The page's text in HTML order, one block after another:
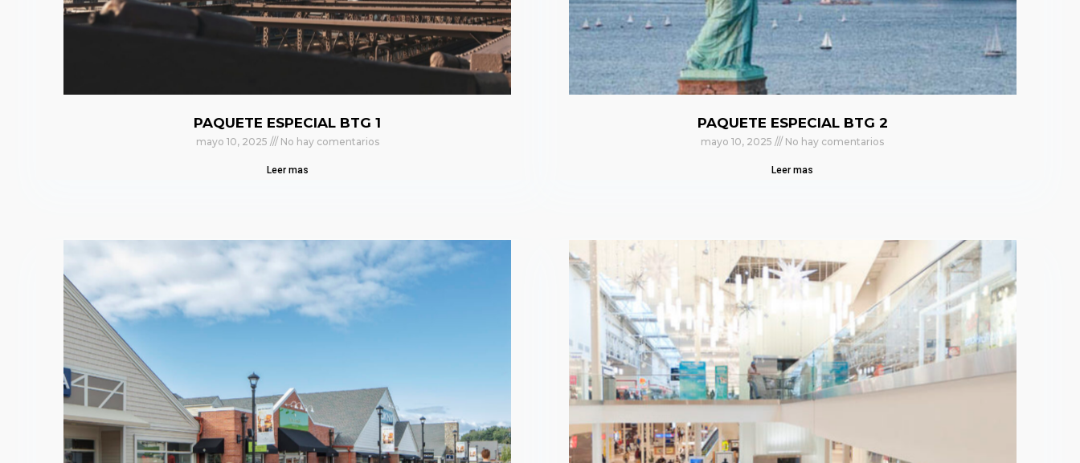
PAQUETE ESPECIAL BTG 1
mayo 10, 2025 No hay comentarios
Leer mas
PAQUETE ESPECIAL BTG 2
mayo 10, 2025 No hay comentarios
Leer mas